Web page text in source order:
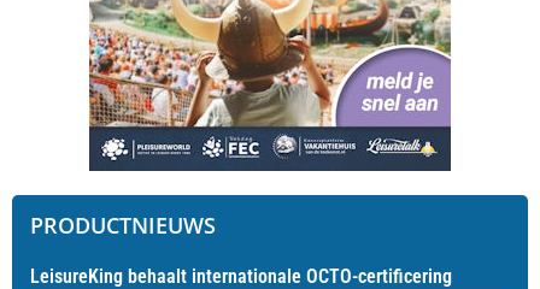
PRODUCTNIEUWS
LeisureKing behaalt internationale OCTO-certificering